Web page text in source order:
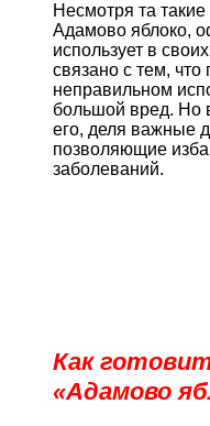
Несмотря та
Адамово яблоко,
использует в
связано с тем,
неправильном
большой вред. Но
его, деля важные
позволяющие
заболеваний.
Как
«Адамово